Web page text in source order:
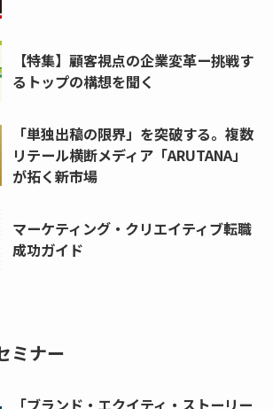
【特集】顧客視点の企業変革ー挑戦す
るトップの構想を聞く
「単独出稿の限界」を突破する。複数
リテール横断メディア「ARUTANA」
が拓く新市場
マーケティング・クリエイティブ転職
成功ガイド
ミナー